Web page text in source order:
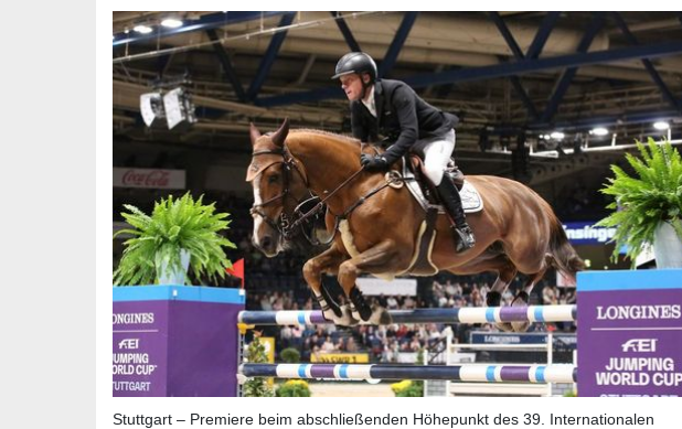
Stuttgart – Premiere beim abschließenden Höhepunkt des 39. Internationalen